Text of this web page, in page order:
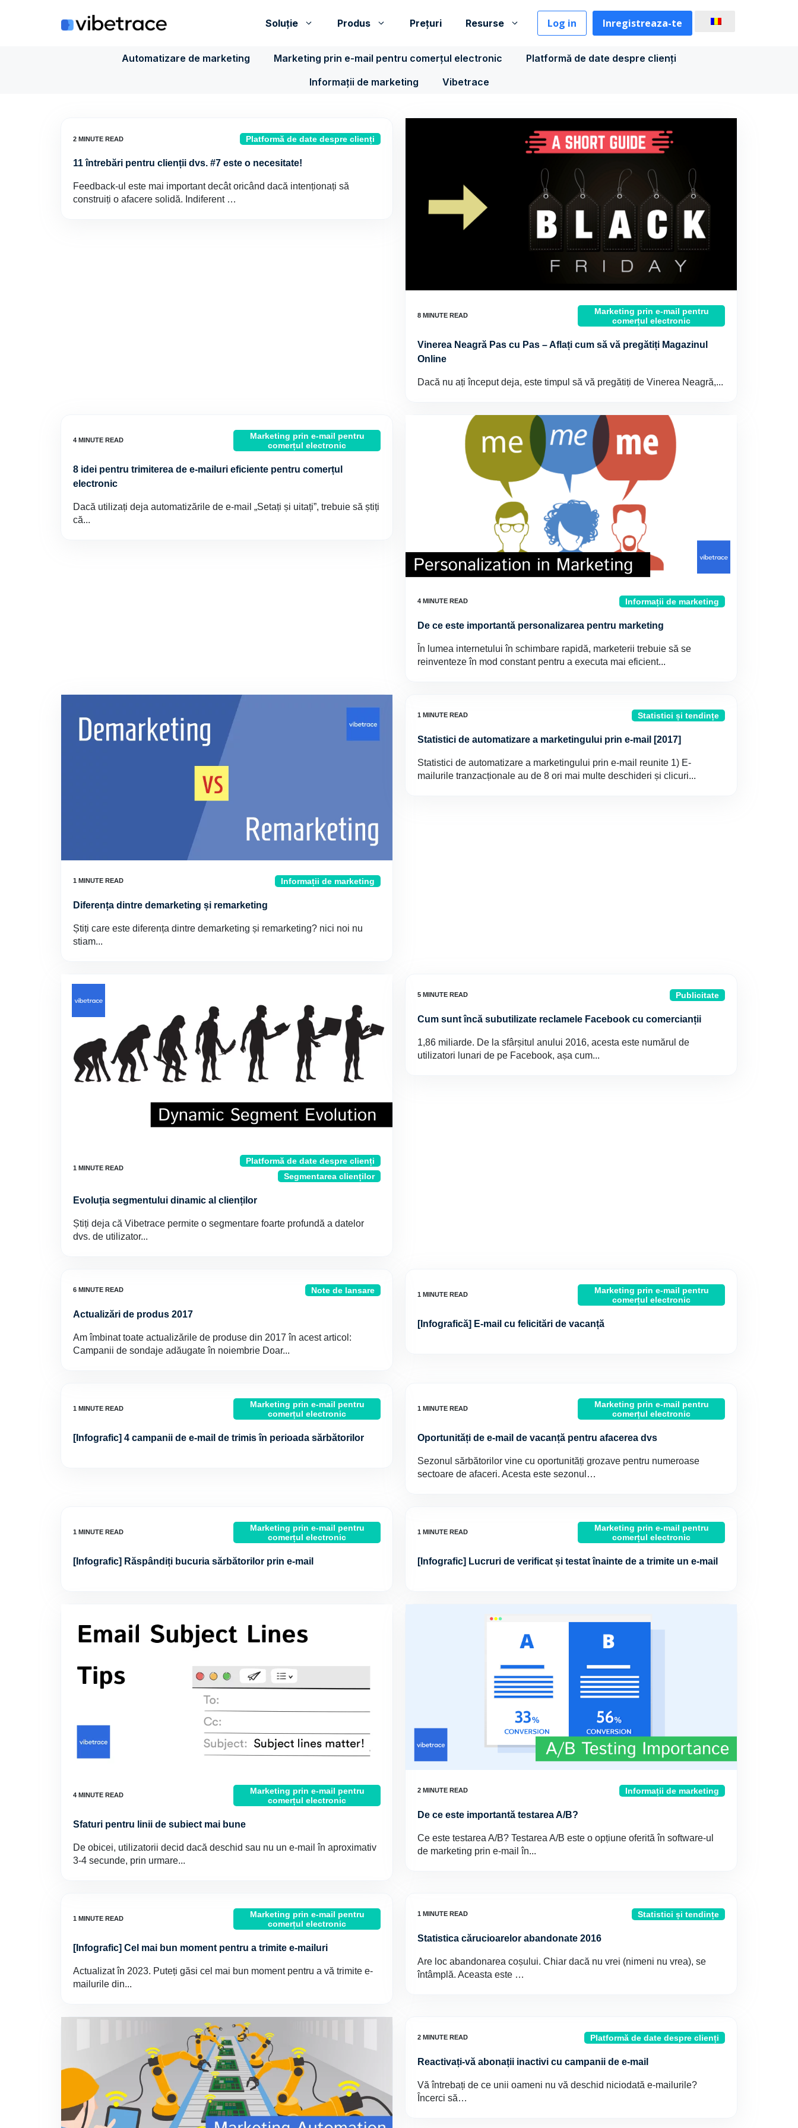
Soluţie Produs Prețuri Resurse Log in Inregistreaza-te
Automatizare de marketing Marketing prin e-mail pentru comerțul electronic
Platformă de date despre clienți
Informații de marketing
Vibetrace
Platformă de date despre clienți
11 întrebări pentru clienții dvs. #7 este o necesitate!
Feedback-ul este mai important decât oricând dacă intenționați să
construiți o afacere solidă. Indiferent …
Marketing prin e-mail pentru
comerțul electronic
Vinerea Neagră Pas cu Pas – Aflați cum să vă pregătiți Magazinul
Online
Dacă nu ați început deja, este timpul să vă pregătiți de Vinerea Neagră,...
Marketing prin e-mail pentru
comerțul electronic
8 idei pentru trimiterea de e-mailuri eficiente pentru comerțul
electronic
Dacă utilizați deja automatizările de e-mail „Setați și uitați”, trebuie să știți
că...
Informații de marketing
De ce este importantă personalizarea pentru marketing
În lumea internetului în schimbare rapidă, marketerii trebuie să se
reinventeze în mod constant pentru a executa mai eficient...
Informații de marketing
Diferența dintre demarketing și remarketing
Știți care este diferența dintre demarketing și remarketing? nici noi nu
stiam...
Statistici și tendințe
Statistici de automatizare a marketingului prin e-mail [2017]
Statistici de automatizare a marketingului prin e-mail reunite 1) E-
mailurile tranzacționale au de 8 ori mai multe deschideri și clicuri...
Platformă de date despre clienți
Segmentarea clienților
Evoluția segmentului dinamic al clienților
Știți deja că Vibetrace permite o segmentare foarte profundă a datelor
dvs. de utilizator...
Publicitate
Cum sunt încă subutilizate reclamele Facebook cu comercianții
1,86 miliarde. De la sfârșitul anului 2016, acesta este numărul de
utilizatori lunari de pe Facebook, așa cum...
Note de lansare
Actualizări de produs 2017
Am îmbinat toate actualizările de produse din 2017 în acest articol:
Campanii de sondaje adăugate în noiembrie Doar...
Marketing prin e-mail pentru
comerțul electronic
[Infografică] E-mail cu felicitări de vacanță
Marketing prin e-mail pentru
comerțul electronic
[Infografic] 4 campanii de e-mail de trimis în perioada sărbătorilor
Marketing prin e-mail pentru
comerțul electronic
Oportunități de e-mail de vacanță pentru afacerea dvs
Sezonul sărbătorilor vine cu oportunități grozave pentru numeroase
sectoare de afaceri. Acesta este sezonul…
Marketing prin e-mail pentru
comerțul electronic
[Infografic] Răspândiți bucuria sărbătorilor prin e-mail
Marketing prin e-mail pentru
comerțul electronic
[Infografic] Lucruri de verificat și testat înainte de a trimite un e-mail
Marketing prin e-mail pentru
comerțul electronic
Sfaturi pentru linii de subiect mai bune
De obicei, utilizatorii decid dacă deschid sau nu un e-mail în aproximativ
3-4 secunde, prin urmare...
Informații de marketing
De ce este importantă testarea A/B?
Ce este testarea A/B? Testarea A/B este o opțiune oferită în software-ul
de marketing prin e-mail în...
Marketing prin e-mail pentru
comerțul electronic
[Infografic] Cel mai bun moment pentru a trimite e-mailuri
Actualizat în 2023. Puteți găsi cel mai bun moment pentru a vă trimite e-
mailurile din...
Statistici și tendințe
Statistica cărucioarelor abandonate 2016
Are loc abandonarea coșului. Chiar dacă nu vrei (nimeni nu vrea), se
întâmplă. Aceasta este …
Platformă de date despre clienți
Reactivați-vă abonații inactivi cu campanii de e-mail
Vă întrebați de ce unii oameni nu vă deschid niciodată e-mailurile?
Încerci să…